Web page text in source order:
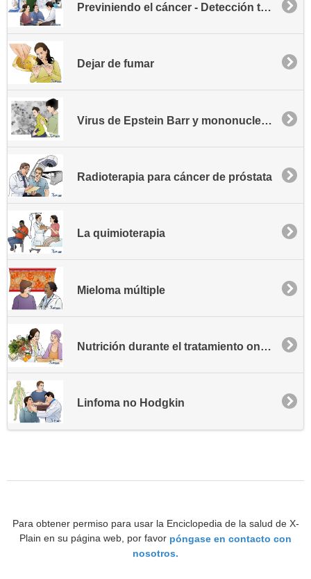
Previniendo el cáncer - Detección temprana
Dejar de fumar
Virus de Epstein Barr y mononucleosis
Radioterapia para cáncer de próstata
La quimioterapia
Mieloma múltiple
Nutrición durante el tratamiento oncológico
Linfoma no Hodgkin
Para obtener permiso para usar la Enciclopedia de la salud de X-
Plain en su página web, por favor póngase en contacto con
nosotros.